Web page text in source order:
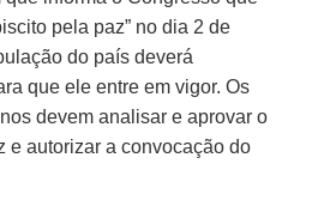
pela paz” no dia 2 de
do país deverá
que ele entre em vigor. Os
devem analisar e aprovar o
e autorizar a convocação do